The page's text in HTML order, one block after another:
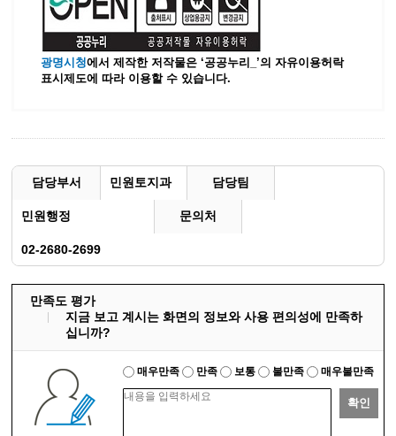
광명시청에서 제작한 저작물은 ‘공공누리_’의 자유이용허락
표시제도에 따라 이용할 수 있습니다.
담당부서 민원토지과 담당팀
민원행정 문의처
02-2680-2699
만족도 평가
지금 보고 계시는 화면의 정보와 사용 편의성에 만족하
십니까?
매우만족 만족 보통 불만족 매우불만족
확인